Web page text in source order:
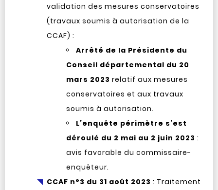
validation des mesures conservatoires
(travaux soumis à autorisation de la
CCAF) :
Arrêté de la Présidente du
Conseil départemental du 20
mars 2023 relatif aux mesures
conservatoires et aux travaux
soumis à autorisation.
L’enquête périmètre s’est
déroulé du 2 mai au 2 juin 2023 :
avis favorable du commissaire-
enquêteur.
CCAF n°3 du 31 août 2023 : Traitement